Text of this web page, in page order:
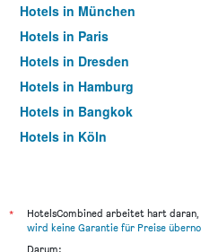
Hotels in München
Hotels in Paris
Hotels in Dresden
Hotels in Hamburg
Hotels in Bangkok
Hotels in Köln
*
HotelsCombined arbeitet hart daran,
wird keine Garantie für Preise
Darum: